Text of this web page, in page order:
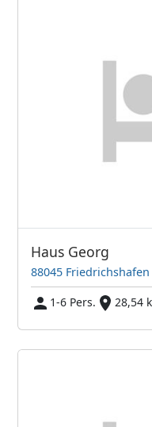
Haus Georg
88045 Friedrichshafen
1-6 Pers.
28,54